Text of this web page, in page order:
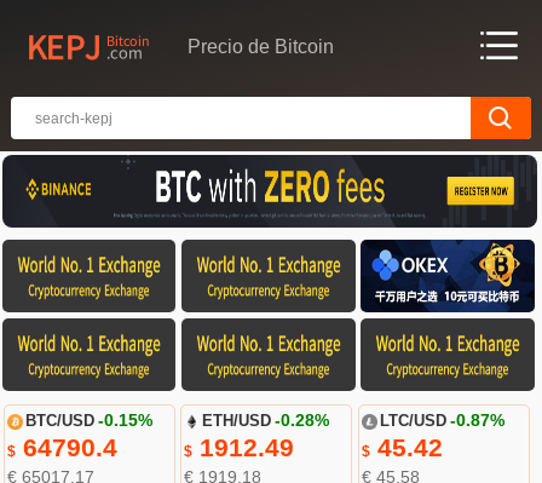
Precio de Bitcoin
BTC/USD -0.15%
$64790.4
€ 65017.17
ETH/USD -0.28%
$ 1912.49
€ 1919.18
LTC/USD -0.87%
$45.42
€ 45.58